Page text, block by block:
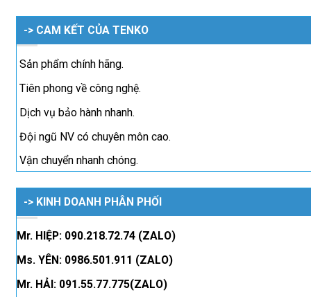
-> CAM KẾT CỦA TENKO
Sản phẩm chính hãng.
Tiên phong về công nghệ.
Dịch vụ bảo hành nhanh.
Đội ngũ NV có chuyên môn cao.
Vận chuyển nhanh chóng.
-> KINH DOANH PHÂN PHỐI
Mr. HIỆP: 090.218.72.74 (ZALO)
Ms. YÊN: 0986.501.911 (ZALO)
Mr. HẢI: 091.55.77.775(ZALO)